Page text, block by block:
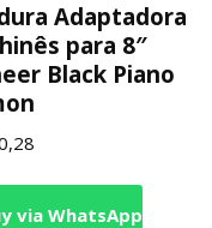
Adaptadora
para 8″
Black Piano
via WhatsApp